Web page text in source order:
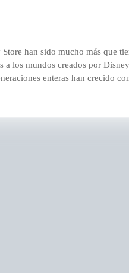
han sido mucho más que
los mundos creados por
enteras han crecido